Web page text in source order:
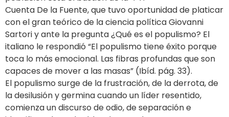
Cuenta De la Fuente, que tuvo oportunidad de platicar
con el gran teórico de la ciencia política Giovanni
Sartori y ante la pregunta ¿Qué es el populismo? El
italiano le respondió “El populismo tiene éxito porque
toca lo más emocional. Las fibras profundas que son
capaces de mover a las masas” (Ibíd. pág. 33).
El populismo surge de la frustración, de la derrota, de
la desilusión y germina cuando un líder resentido,
comienza un discurso de odio, de separación e